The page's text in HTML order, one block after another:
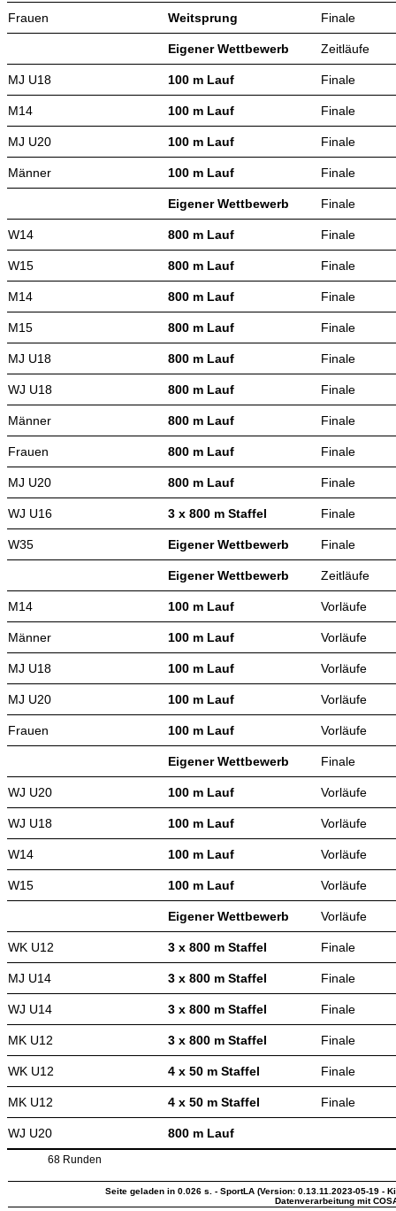
Frauen Weitsprung Finale
Eigener Wettbewerb Zeitläufe
MJ U18 100 m Lauf Finale
M14 100 m Lauf Finale
MJ U20 100 m Lauf Finale
Männer 100 m Lauf Finale
Eigener Wettbewerb Finale
W14 800 m Lauf Finale
W15 800 m Lauf Finale
M14 800 m Lauf Finale
M15 800 m Lauf Finale
MJ U18 800 m Lauf Finale
WJ U18 800 m Lauf Finale
Männer 800 m Lauf Finale
Frauen 800 m Lauf Finale
MJ U20 800 m Lauf Finale
WJ U16 3 x 800 m Staffel Finale
W35 Eigener Wettbewerb Finale
Eigener Wettbewerb Zeitläufe
M14 100 m Lauf Vorläufe
Männer 100 m Lauf Vorläufe
MJ U18 100 m Lauf Vorläufe
MJ U20 100 m Lauf Vorläufe
Frauen 100 m Lauf Vorläufe
Eigener Wettbewerb Finale
WJ U20 100 m Lauf Vorläufe
WJ U18 100 m Lauf Vorläufe
W14 100 m Lauf Vorläufe
W15 100 m Lauf Vorläufe
Eigener Wettbewerb Vorläufe
WK U12 3 x 800 m Staffel Finale
MJ U14 3 x 800 m Staffel Finale
WJ U14 3 x 800 m Staffel Finale
MK U12 3 x 800 m Staffel Finale
WK U12 4 x 50 m Staffel Finale
MK U12 4 x 50 m Staffel Finale
WJ U20 800 m Lauf
68 Runden
Seite geladen in 0.026 s. - SportLA (Version: 0.13.11.2023-05-19 -
Datenverarbeitung mit